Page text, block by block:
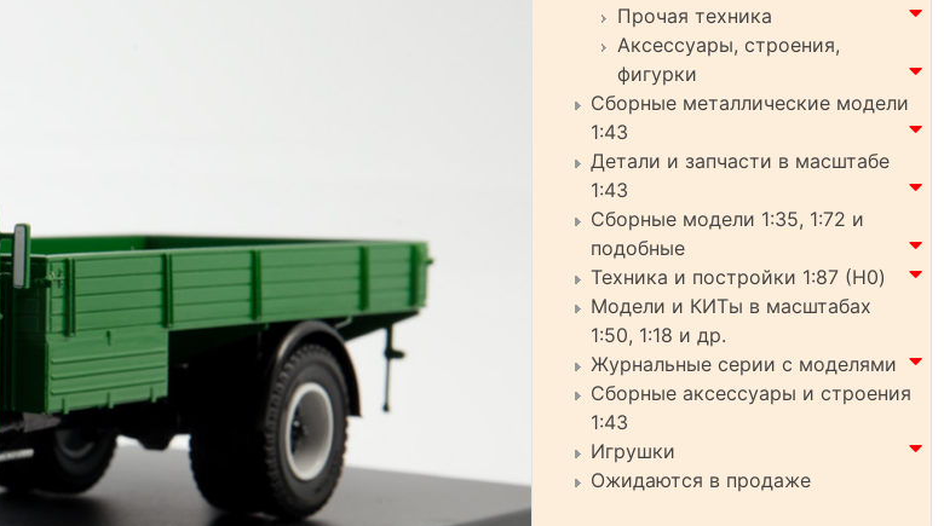
Прочая техника
Аксессуары, строения,
фигурки
Сборные металлические модели
1:43
Детали и запчасти в масштабе
1:43
Сборные модели 1:35, 1:72 и
подобные
Техника и постройки 1:87 (H0)
Модели и КИТы в масштабах
1:50, 1:18 и др.
Журнальные серии с моделями
Сборные аксессуары и строения
1:43
Игрушки
Ожидаются в продаже